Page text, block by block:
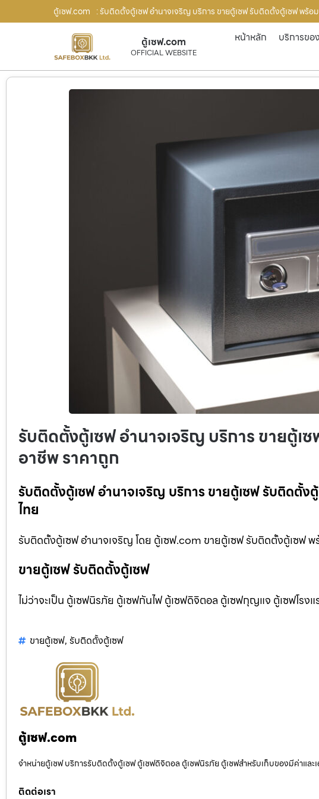
ตู้เซฟ.com : รับติดตั้งตู้เซฟ อำนาจเจริญ บริการ ขายตู้เซฟ รับติดตั้งตู้เซฟ พร้
ตู้เซฟ.com
OFFICIAL WEBSITE
หน้าหลัก บริการขอ
รับติดตั้งตู้เซฟ อำนาจเจริญ บริการ ขายตู้
อาชีพ ราคาถูก
รับติดตั้งตู้เซฟ อำนาจเจริญ บริการ ขายตู้เซฟ รับติดตั้
ไทย
รับติดตั้งตู้เซฟ อำนาจเจริญ โดย ตู้เซฟ.com ขายตู้เซฟ รับติดตั้งตู้เซฟ
ขายตู้เซฟ รับติดตั้งตู้เซฟ
ไม่ว่าจะเป็น ตู้เซฟนิรภัย ตู้เซฟกันไฟ ตู้เซฟดิจิตอล ตู้เซฟกุญแจ ตู้เซฟโรง
ขายตู้เซฟ, รับติดตั้งตู้เซฟ
ตู้เซฟ.com
จำหน่ายตู้เซฟ บริการรับติดตั้งตู้เซฟ ตู้เซฟดิจิตอล ตู้เซฟนิรภัย ตู้เซฟสำหรับเก็บของมีค่าแล
ติดต่อเรา